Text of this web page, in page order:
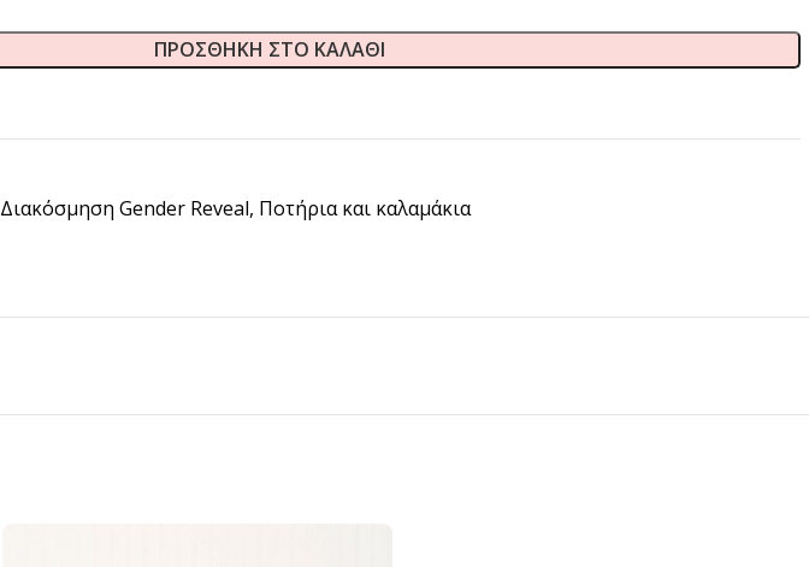
ΠΡΟΣΘΉΚΗ ΣΤΟ ΚΑΛΆΘΙ
Διακόσμηση Gender Reveal, Ποτήρια και καλαμάκια